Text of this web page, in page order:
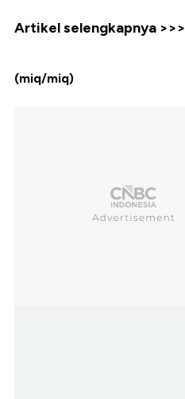
Artikel selengkapnya >>>
(miq/miq)